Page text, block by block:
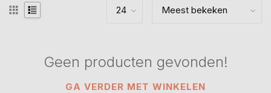
Geen producten gevonden!
GA VERDER MET WINKELEN